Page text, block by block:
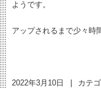
ようです。
アップされるまで少々時
2022年3月10日 カテ